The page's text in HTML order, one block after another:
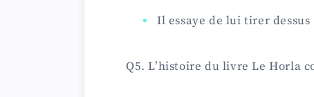
Il essaye de lui tirer dessus
Q5. L’histoire du livre Le Horla